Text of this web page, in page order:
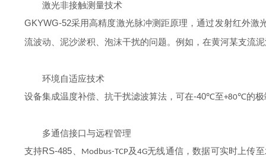
激光非接触测量技术
GKYWG-52采用高精度激光脉冲测距原理，通过发射红外激
流波动、泥沙淤积、泡沫干扰的问题。例如，在黄河某支流
环境自适应技术
设备集成温度补偿、抗干扰滤波算法，可在-40℃至+80℃的极
多通信接口与远程管理
支持RS-485 Modbus-TCP及4G无线通信，数据可实时上传